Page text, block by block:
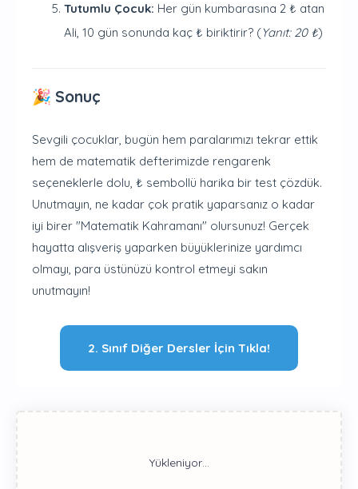
Tutumlu Çocuk: Her gün kumbarasına 2 ₺ atan
Ali, 10 gün sonunda kaç ₺ biriktirir? (Yanıt: 20 ₺)
🎉 Sonuç
Sevgili çocuklar, bugün hem paralarımızı tekrar ettik
hem de matematik defterimizde rengarenk
seçeneklerle dolu, ₺ sembollü harika bir test çözdük.
Unutmayın, ne kadar çok pratik yaparsanız o kadar
iyi birer "Matematik Kahramanı" olursunuz! Gerçek
hayatta alışveriş yaparken büyüklerinize yardımcı
olmayı, para üstünüzü kontrol etmeyi sakın
unutmayın!
2. Sınıf Diğer Dersler İçin Tıkla!